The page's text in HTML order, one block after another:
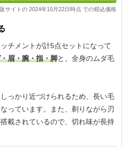
サイトの 2024年10月22日時点 での税込価格
チメントが計5点セットになって
眉・腕・指・脚と、全身のムダ毛
っかり近づけられるため、長い毛
っています。また、剃りながら刃
載されているので、切れ味が長持